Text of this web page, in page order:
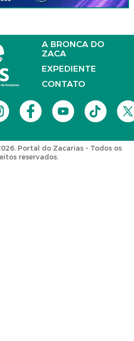
A BRONCA DO
ZACA
EXPEDIENTE
CONTATO
Portal do Zacarias - Todos os
reservados.